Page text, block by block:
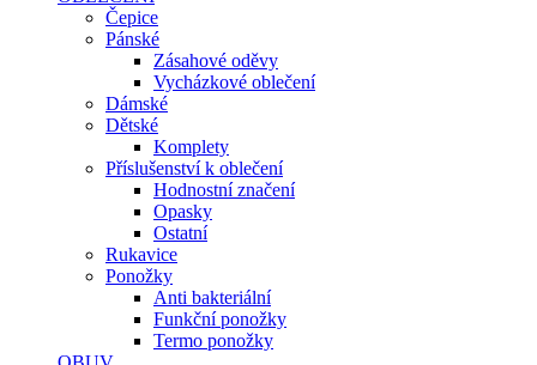
Čepice
Pánské
Zásahové oděvy
Vycházkové oblečení
Dámské
Dětské
Komplety
Příslušenství k oblečení
Hodnostní značení
Opasky
Ostatní
Rukavice
Ponožky
Anti bakteriální
Funkční ponožky
Termo ponožky